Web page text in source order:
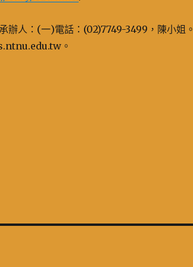
辦人：(一)電話：(02)7749-3499，陳小姐。
。